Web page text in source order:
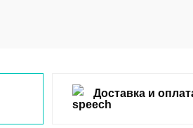
Доставка и